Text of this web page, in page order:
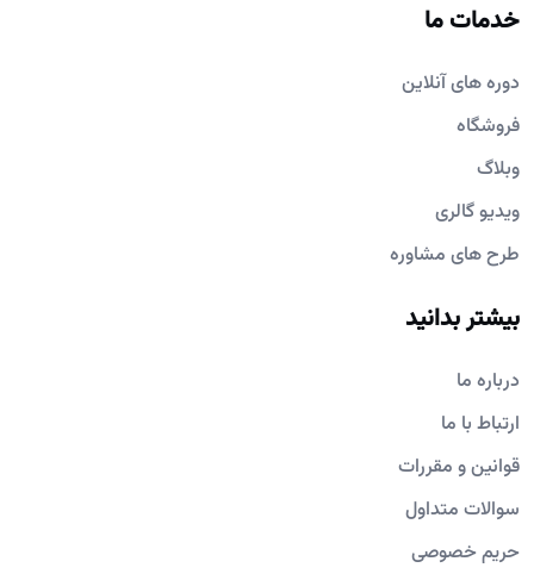
خدمات ما
دوره های آنلاین
فروشگاه
وبلاگ
ویدیو گالری
طرح های مشاوره
بیشتر بدانید
درباره ما
ارتباط با ما
قوانین و مقررات
سوالات متداول
حریم خصوصی